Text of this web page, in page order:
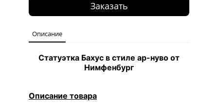
Заказать
Описание
Статуэтка Бахус в стиле ар-нуво от
Нимфенбург
Описание товара